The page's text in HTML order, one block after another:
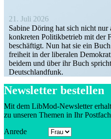
21. Juli 2026
Sabine Döring hat sich nicht
konkreten Politik­be­trieb mit der
beschäftigt. Nun hat sie ein
freiheit in der liberalen
beidem und über ihr Buch
Deutschlandfunk.
Newsletter bestellen
Mit dem LibMod-Newsletter
zu unseren Themen in Ihr
Anrede